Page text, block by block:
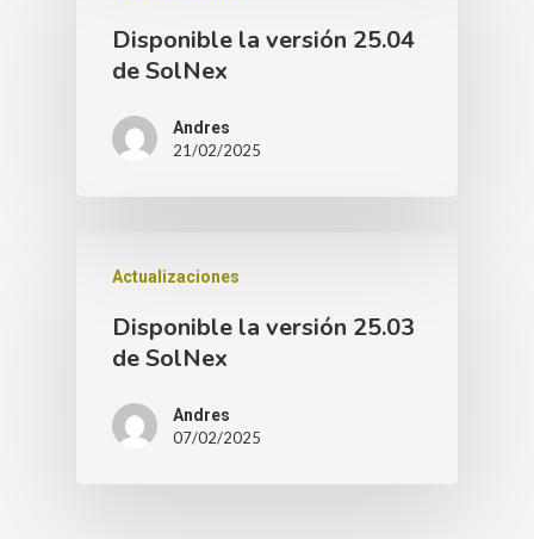
Disponible la versión 25.04
de SolNex
Andres
21/02/2025
Actualizaciones
Disponible la versión 25.03
de SolNex
Andres
07/02/2025